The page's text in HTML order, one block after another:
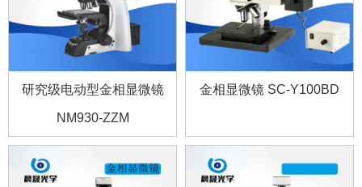
研究级电动型金相显微镜
NM930-ZZM
金相显微镜 SC-Y100BD